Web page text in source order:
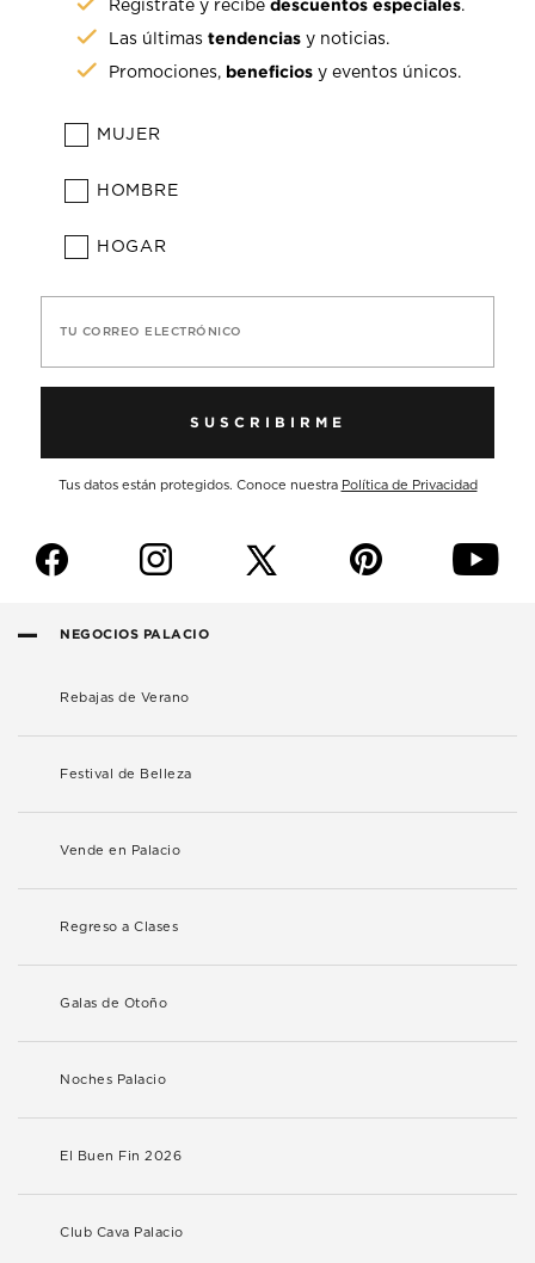
Regístrate y recibedescuentos especiales.
Las últimastendencias y noticias.
Promociones, beneficios y eventos únicos.
MUJER
HOMBRE
HOGAR
TU CORREO ELECTRÓNICO
SUSCRIBIRME
Tus datos están protegidos. Conoce nuestra Política de Privacidad
f i p y
NEGOCIOS PALACIO
Rebajas de Verano
Festival de Belleza
Vende en Palacio
Regreso a Clases
Galas de Otoño
Noches Palacio
El Buen Fin 2026
Club Cava Palacio